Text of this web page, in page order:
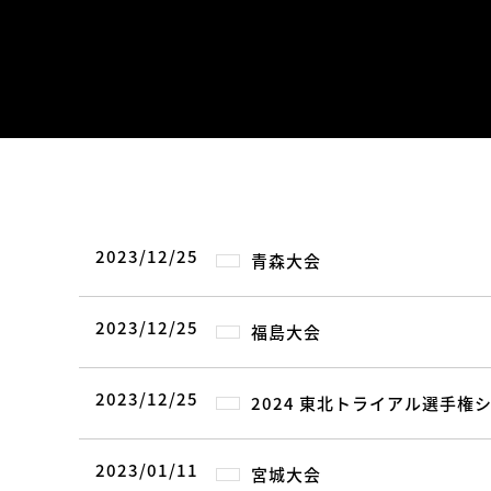
2023/12/25 青森大会
2023/12/25 福島大会
2023/12/25 2024 東北トライアル選手権
2023/01/11 宮城大会